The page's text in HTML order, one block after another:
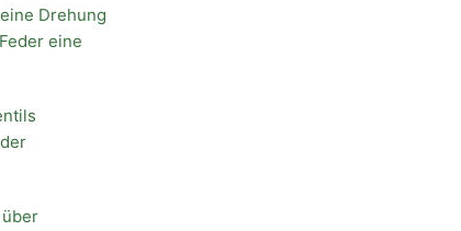
Drehung
eine